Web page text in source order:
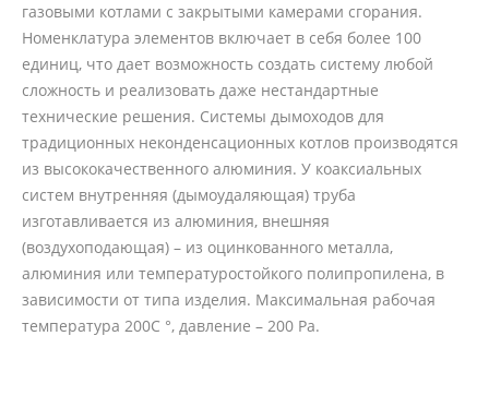
газовыми котлами с закрытыми камерами сгорания.
Номенклатура элементов включает в себя более 100
единиц, что дает возможность создать систему любой
сложность и реализовать даже нестандартные
технические решения. Системы дымоходов для
традиционных неконденсационных котлов производятся
из высококачественного алюминия. У коаксиальных
систем внутренняя (дымоудаляющая) труба
изготавливается из алюминия, внешняя
(воздухоподающая) – из оцинкованного металла,
алюминия или температуростойкого полипропилена, в
зависимости от типа изделия. Максимальная рабочая
температура 200С °, давление – 200 Ра.